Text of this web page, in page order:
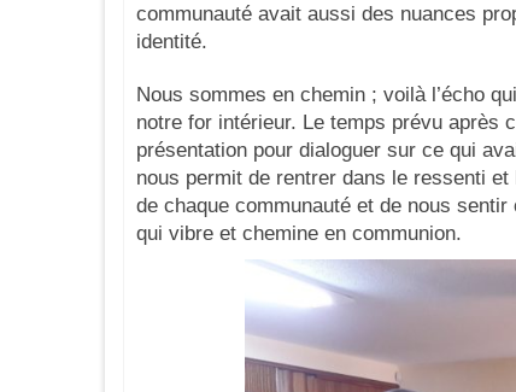
communauté avait aussi des nuances
identité.
Nous sommes en chemin ; voilà l’écho
notre for intérieur. Le temps prévu après
présentation pour dialoguer sur ce qui
nous permit de rentrer dans le ressenti et
de chaque communauté et de nous sentir
qui vibre et chemine en communion.